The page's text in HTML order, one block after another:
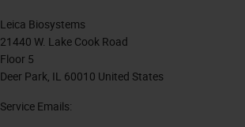
Leica Biosystems
21440 W. Lake Cook Road
Floor 5
Deer Park, IL 60010 United States
Service Emails: